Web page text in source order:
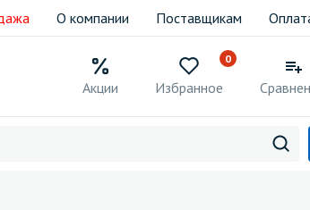
О компании Поставщикам
Акции
0
Избранное